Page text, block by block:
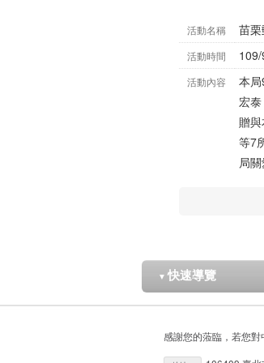
活動名稱 苗
活動時間
活動內容
本
宏
贈
等7
局
▼ 快速導覽
感謝您的蒞臨，若您對